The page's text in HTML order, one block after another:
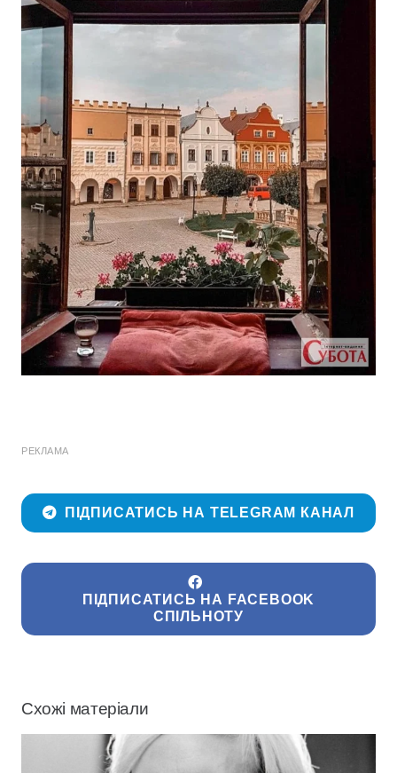
РЕКЛАМА
ПІДПИСАТИСЬ НА TELEGRAM КАНАЛ
ПІДПИСАТИСЬ НА FACEBOOK
СПІЛЬНОТУ
Схожі матеріали